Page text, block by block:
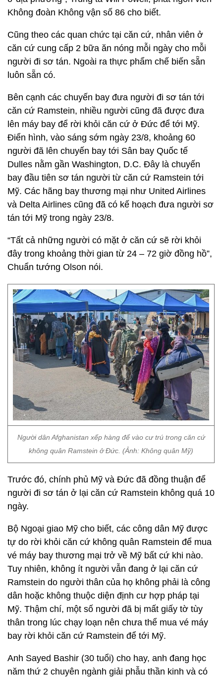
Không đoàn Không vận số 86 cho biết.
Cũng theo các quan chức tại căn cứ, nhân viên ở
căn cứ cung cấp 2 bữa ăn nóng mỗi ngày cho mỗi
người đi sơ tán. Ngoài ra thực phẩm chế biến sẵn
luôn sẵn có.
Bên cạnh các chuyến bay đưa người đi sơ tán tới
căn cứ Ramstein, nhiều người cũng đã được đưa
lên máy bay để rời khỏi căn cứ ở Đức để tới Mỹ.
Điển hình, vào sáng sớm ngày 23/8, khoảng 60
người đã lên chuyến bay tới Sân bay Quốc tế
Dulles nằm gần Washington, D.C. Đây là chuyến
bay đầu tiên sơ tán người từ căn cứ Ramstein tới
Mỹ. Các hãng bay thương mại như United Airlines
và Delta Airlines cũng đã có kế hoạch đưa người sơ
tán tới Mỹ trong ngày 23/8.
“Tất cả những người có mặt ở căn cứ sẽ rời khỏi
đây trong khoảng thời gian từ 24 – 72 giờ đồng hồ”,
Chuẩn tướng Olson nói.
Người dân Afghanistan xếp hàng để vào cư trú trong căn cứ
không quân Ramstein ở Đức. (Ảnh: Không quân Mỹ)
Trước đó, chính phủ Mỹ và Đức đã đồng thuận để
người đi sơ tán ở lại căn cứ Ramstein không quá 10
ngày.
Bộ Ngoại giao Mỹ cho biết, các công dân Mỹ được
tự do rời khỏi căn cứ không quân Ramstein để mua
vé máy bay thương mại trở về Mỹ bất cứ khi nào.
Tuy nhiên, không ít người vẫn đang ở lại căn cứ
Ramstein do người thân của họ không phải là công
dân hoặc không thuộc diện định cư hợp pháp tại
Mỹ. Thậm chí, một số người đã bị mất giấy tờ tùy
thân trong lúc chạy loạn nên chưa thể mua vé máy
bay rời khỏi căn cứ Ramstein để tới Mỹ.
Anh Sayed Bashir (30 tuổi) cho hay, anh đang học
năm thứ 2 chuyên ngành giải phẫu thần kinh và có